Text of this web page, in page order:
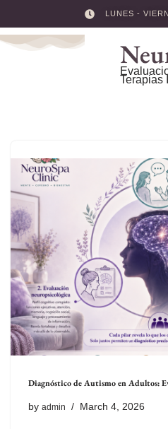
Skip
LUNES -
Terapias
Diagnóstico de Autismo en Adultos:
by admin March 4, 2026